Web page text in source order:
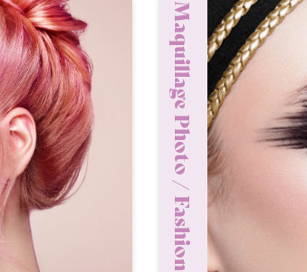
Maquillage Photo / Fashion